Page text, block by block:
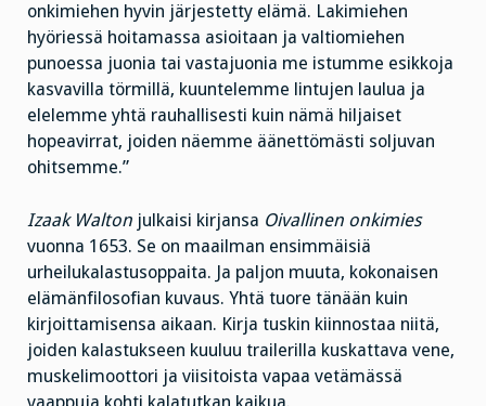
onkimiehen hyvin järjestetty elämä. Lakimiehen
hyöriessä hoitamassa asioitaan ja valtiomiehen
punoessa juonia tai vastajuonia me istumme esikkoja
kasvavilla törmillä, kuuntelemme lintujen laulua ja
elelemme yhtä rauhallisesti kuin nämä hiljaiset
hopeavirrat, joiden näemme äänettömästi soljuvan
ohitsemme.”
Izaak Walton julkaisi kirjansa Oivallinen onkimies
vuonna 1653. Se on maailman ensimmäisiä
urheilukalastusoppaita. Ja paljon muuta, kokonaisen
elämänfilosofian kuvaus. Yhtä tuore tänään kuin
kirjoittamisensa aikaan. Kirja tuskin kiinnostaa niitä,
joiden kalastukseen kuuluu trailerilla kuskattava vene,
muskelimoottori ja viisitoista vapaa vetämässä